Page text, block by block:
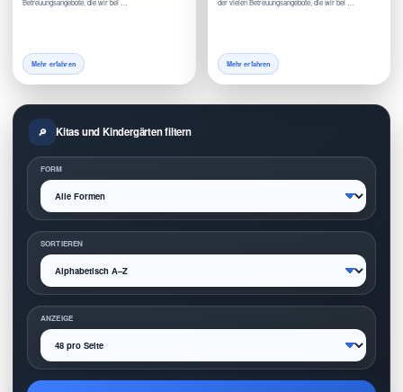
Betreuungsangebote, die wir bei …
Mehr erfahren
der vielen Betreuungsangebote, die wir bei …
Mehr erfahren
Kitas und Kindergärten filtern
FORM
SORTIEREN
ANZEIGE